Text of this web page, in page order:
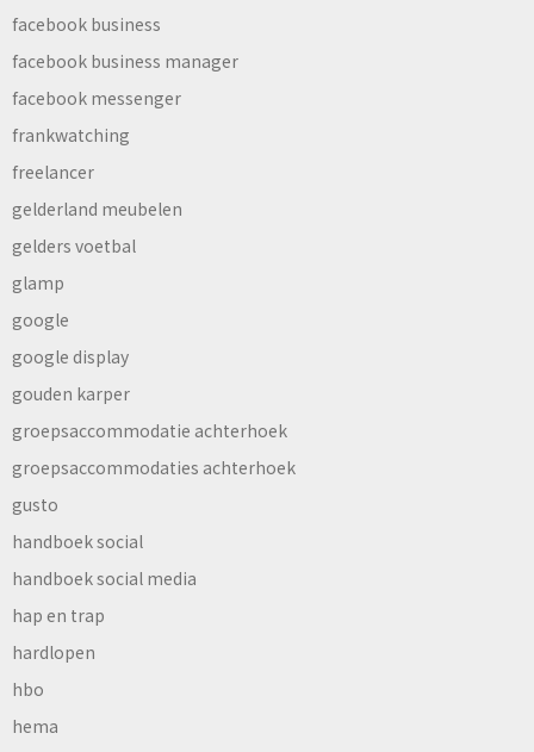
facebook business
facebook business manager
facebook messenger
frankwatching
freelancer
gelderland meubelen
gelders voetbal
glamp
google
google display
gouden karper
groepsaccommodatie achterhoek
groepsaccommodaties achterhoek
gusto
handboek social
handboek social media
hap en trap
hardlopen
hbo
hema